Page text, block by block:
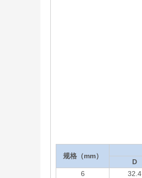
规格（mm）
D
6
32.4